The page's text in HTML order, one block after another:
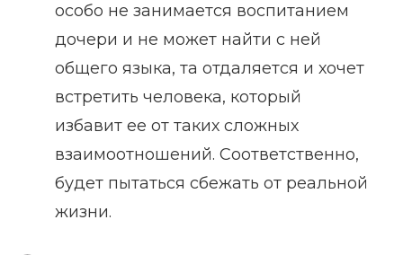
особо не занимается воспитанием
дочери и не может найти с ней
общего языка, та отдаляется и хочет
встретить человека, который
избавит ее от таких сложных
взаимоотношений. Соответственно,
будет пытаться сбежать от реальной
жизни.